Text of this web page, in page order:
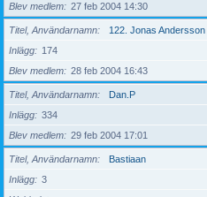
Blev medlem
27 feb 2004 14:30
Titel, Användarnamn
122. Jonas Andersson
Inlägg
174
Blev medlem
28 feb 2004 16:43
Titel, Användarnamn
Dan.P
Inlägg
334
Blev medlem
29 feb 2004 17:01
Titel, Användarnamn
Bastiaan
Inlägg
3